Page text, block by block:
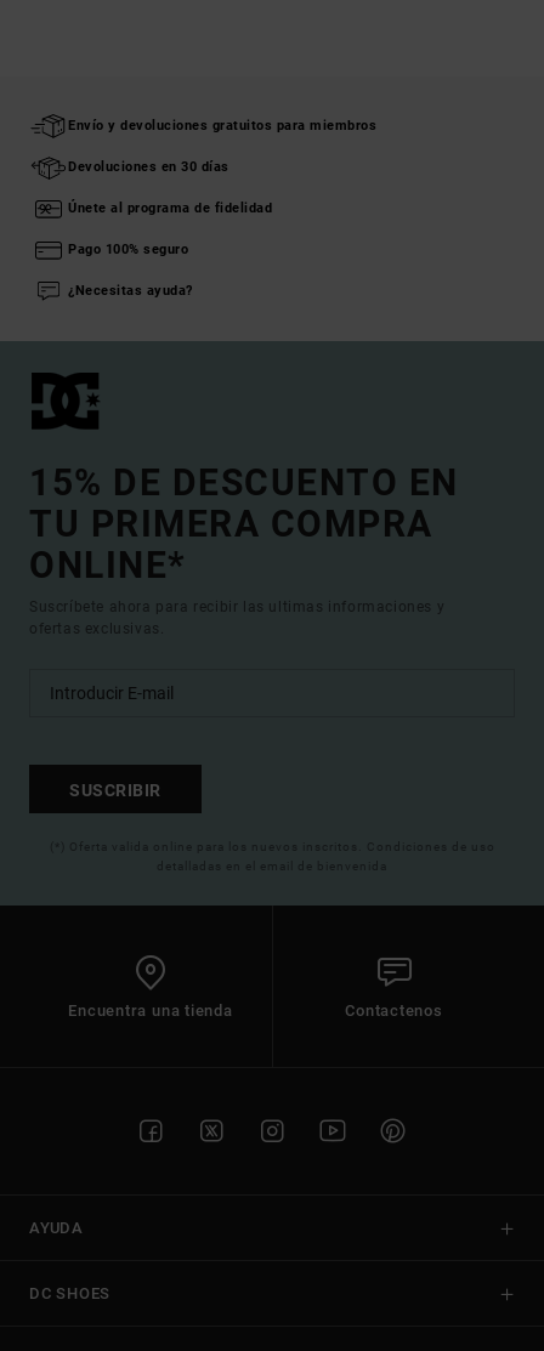
Envío y devoluciones gratuitos para miembros
Devoluciones en 30 días
Únete al programa de fidelidad
Pago 100% seguro
¿Necesitas ayuda?
15% DE DESCUENTO EN
TU PRIMERA COMPRA
ONLINE*
Suscríbete ahora para recibir las ultimas informaciones y
ofertas exclusivas.
SUSCRIBIR
(*) Oferta valida online para los nuevos inscritos. Condiciones de uso
detalladas en el email de bienvenida
Encuentra una tienda Contactenos
AYUDA
DC SHOES